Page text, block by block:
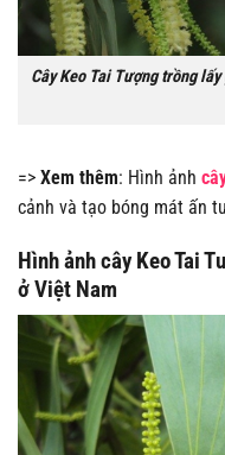
Cây Keo Tai Tượng trồng
=> Xem thêm: Hình ảnh
cảnh và tạo bóng mát ấn
Hình ảnh cây Keo Tai
ở Việt Nam